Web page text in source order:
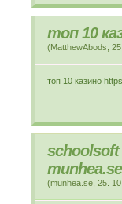
топ 10
(MatthewAbods
топ 10 казино
schoolsoft
munhea.se
(munhea.se 25.